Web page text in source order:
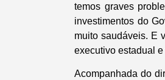
temos graves
investimentos do
muito saudáveis. E
executivo estadual
Acompanhada do